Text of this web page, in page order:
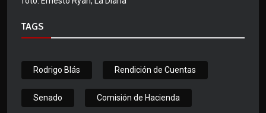
TAGS
Rodrigo Blás Rendición de Cuentas
Senado Comisión de Hacienda